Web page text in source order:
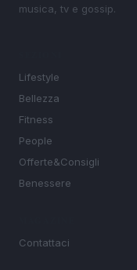
musica, tv e gossip.
Lifestyle
Bellezza
Fitness
People
Offerte&Consigli
Benessere
Contattaci